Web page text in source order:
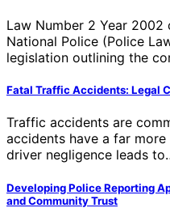
Law Number 2 Year 2002
National Police (Police
legislation outlining the
Fatal Traffic Accidents: Legal
Traffic accidents are
accidents have a far
driver negligence leads
Developing Police Reporting
and Community Trust